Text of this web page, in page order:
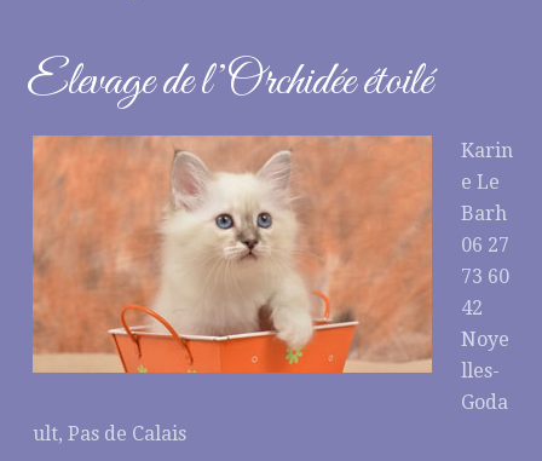
Elevage de l’Orchidée étoilé
Karin
e Le
Barh
06 27
73 60
42
Noye
lles-
Goda
ult, Pas de Calais